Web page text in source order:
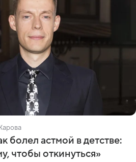
болел астмой в детстве:
чтобы откинуться»